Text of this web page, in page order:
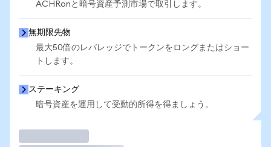
ACHRonと暗号資産予測市場で取引します。
無期限先物
最大50倍のレバレッジでトークンをロングまたはショー
トします。
ステーキング
暗号資産を運用して受動的所得を得ましょう。